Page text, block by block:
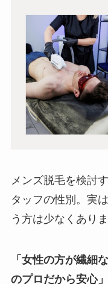
メンズ脱毛を検討
タッフの性別。実
う方は少なくありま
「女性の方が繊細
のプロだから安心」